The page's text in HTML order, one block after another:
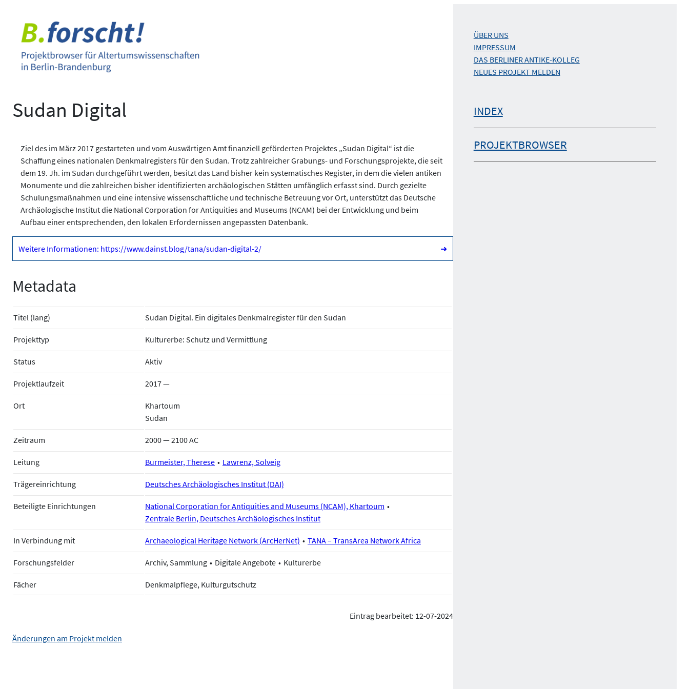
springen
Sudan Digital
Ziel des im März 2017 gestarteten und vom Auswärtigen Amt finanziell geförderten Projektes „Sudan Digital“ ist die
Schaffung eines nationalen Denkmalregisters für den Sudan. Trotz zahlreicher Grabungs- und Forschungsprojekte, die seit
dem 19. Jh. im Sudan durchgeführt werden, besitzt das Land bisher kein systematisches Register, in dem die vielen antiken
Monumente und die zahlreichen bisher identifizierten archäologischen Stätten umfänglich erfasst sind. Durch gezielte
Schulungsmaßnahmen und eine intensive wissenschaftliche und technische Betreuung vor Ort, unterstützt das Deutsche
Archäologische Institut die National Corporation for Antiquities and Museums (NCAM) bei der Entwicklung und beim
Aufbau einer entsprechenden, den lokalen Erfordernissen angepassten Datenbank.
Weitere Informationen: https://www.dainst.blog/tana/sudan-digital-2/ ➜
Metadata
Titel (lang) Sudan Digital. Ein digitales Denkmalregister für den Sudan
Projekttyp Kulturerbe: Schutz und Vermittlung
Status Aktiv
Projektlaufzeit 2017 —
Ort
Khartoum
Sudan
Zeitraum 2000 — 2100 AC
Leitung Burmeister, Therese Lawrenz, Solveig
Trägereinrichtung Deutsches Archäologisches Institut (DAI)
Beteiligte Einrichtungen
National Corporation for Antiquities and Museums (NCAM), Khartoum
Zentrale Berlin, Deutsches Archäologisches Institut
In Verbindung mit Archaeological Heritage Network (ArcHerNet) TANA – TransArea Network Africa
Forschungsfelder Archiv, Sammlung Digitale Angebote Kulturerbe
Fächer Denkmalpflege, Kulturgutschutz
Eintrag bearbeitet: 12-07-2024
Änderungen am Projekt melden
ÜBER UNS
IMPRESSUM
DAS BERLINER ANTIKE-KOLLEG
NEUES PROJEKT MELDEN
INDEX
PROJEKTBROWSER